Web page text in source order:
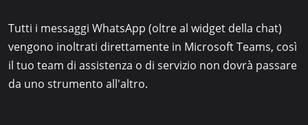
Tutti i messaggi WhatsApp (oltre al widget della chat)
vengono inoltrati direttamente in Microsoft Teams, così
il tuo team di assistenza o di servizio non dovrà passare
da uno strumento all'altro.